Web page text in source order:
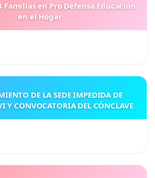
Familias en Pro Defensa Educación
en el Hogar
DE LA SEDE IMPEDIDA DE
Y CONVOCATORIA DEL CÓNCLAVE